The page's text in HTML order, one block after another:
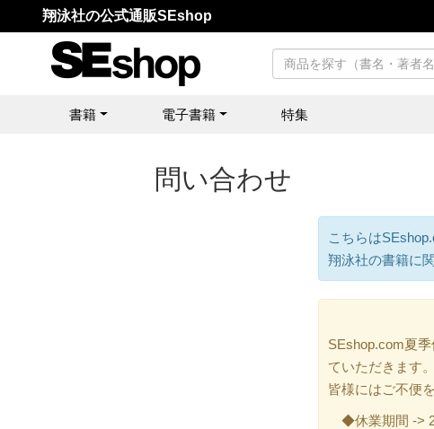
翔泳社の公式通販SEshop
書籍 電子書籍 特集
問い合わせ
こちらは
翔泳社の書籍に
SEshop.com夏
ていただきます。
皆様にはご不便
◆休業期間 ->